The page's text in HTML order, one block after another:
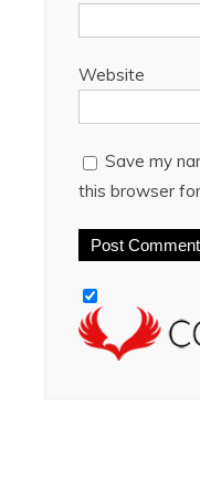
Website
Save my
this browser